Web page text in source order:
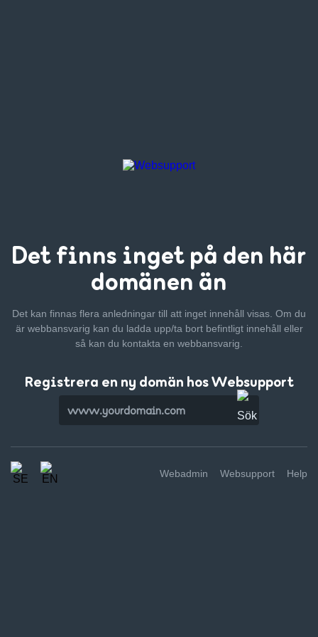
Det finns inget på den här
domänen än
Det kan finnas flera anledningar till att inget innehåll visas. Om du
är webbansvarig kan du ladda upp/ta bort befintligt innehåll eller
så kan du kontakta en webbansvarig.
Registrera en ny domän hos Websupport
Webadmin Websupport Help